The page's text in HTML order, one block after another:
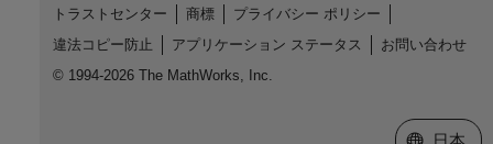
トラストセンター 商標
プライバシー ポリシー
違法コピー防止
アプリケーション ステータス
お問い合わせ
© 1994-2026 The MathWorks, Inc.
Web サイ
日本